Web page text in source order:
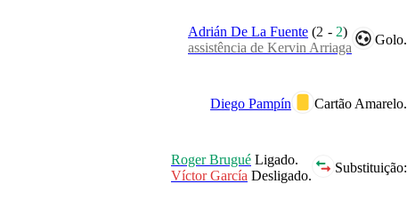
Golo.
Adrián De La Fuente (2 - 2)
assistência de Kervin Arriaga
Cartão Amarelo.
Diego Pampín
Substituição:
Roger Brugué Ligado.
Víctor García Desligado.